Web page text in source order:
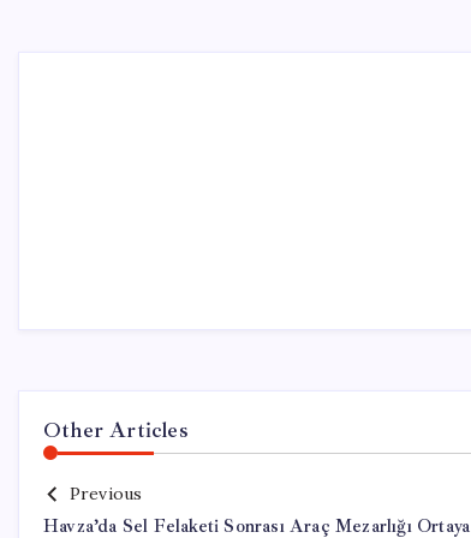
Other Articles
Previous
Havza’da Sel Felaketi Sonrası Araç Mezarlığı Ortaya